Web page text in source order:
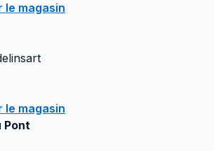
le magasin
le magasin
Pont